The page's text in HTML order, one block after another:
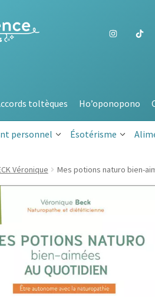
toltèques Ho’oponopono
personnel Ésotérisme
Véronique Mes potions naturo bien-